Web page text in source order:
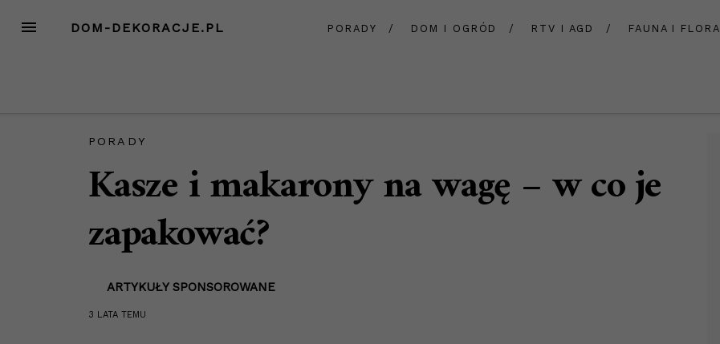
MENU DOM-DEKORACJE.PL PORADY DOM I OGRÓD RTV I AGD FAUNA I FLORA
PORADY
Kasze i makarony na wagę – w co je
zapakować?
ARTYKUŁY SPONSOROWANE
3 LATA TEMU